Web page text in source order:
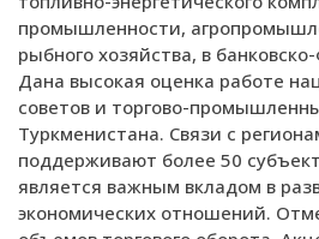
промышленности,
рыбного хозяйства, в
Дана высокая оценка работе
советов и торгово-
Туркменистана. Связи с
поддерживают более 50
является важным вкладом в
экономических отношений.